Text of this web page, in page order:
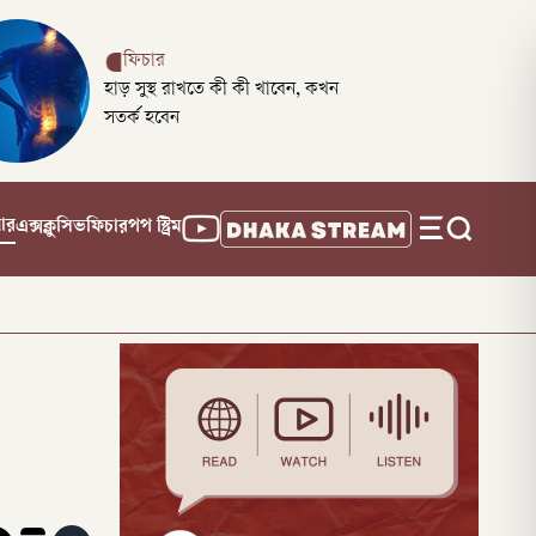
ফিচার
হাড় সুস্থ রাখতে কী কী খাবেন, কখন
সতর্ক হবেন
এক্সক্লুসিভফিচারপপ স্ট্রিম